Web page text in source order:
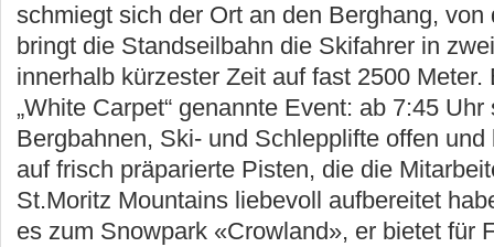
schmiegt sich der Ort an den Berghang, von
bringt die Standseilbahn die Skifahrer in
innerhalb kürzester Zeit auf fast 2500 Meter.
„White Carpet“ genannte Event: ab 7:45 Uhr
Bergbahnen, Ski- und Schlepplifte offen
auf frisch präparierte Pisten, die die
St.Moritz Mountains liebevoll aufbereitet
es zum Snowpark «Crowland», er bietet für